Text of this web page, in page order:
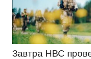
Завтра НВС